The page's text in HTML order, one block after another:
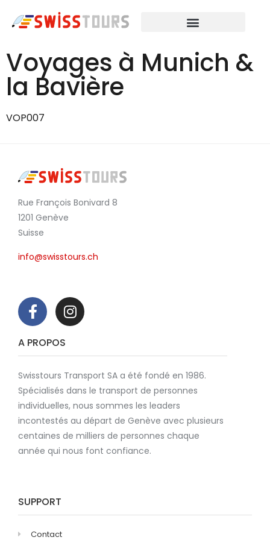
Voyages à Munich &
la Bavière
VOP007
Rue François Bonivard 8
1201 Genève
Suisse
info@swisstours.ch
A PROPOS
Swisstours Transport SA a été fondé en 1986.
Spécialisés dans le transport de personnes
individuelles, nous sommes les leaders
incontestés au départ de Genève avec plusieurs
centaines de milliers de personnes chaque
année qui nous font confiance.
SUPPORT
Contact